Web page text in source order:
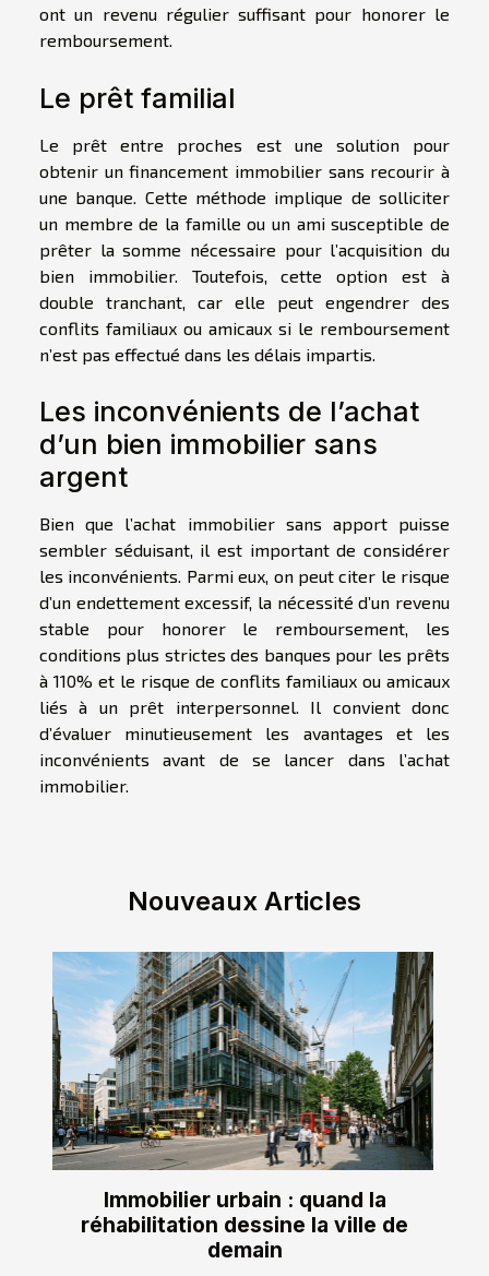
ont un revenu régulier suffisant pour honorer le
remboursement.
Le prêt familial
Le prêt entre proches est une solution pour
obtenir un financement immobilier sans recourir à
une banque. Cette méthode implique de solliciter
un membre de la famille ou un ami susceptible de
prêter la somme nécessaire pour l’acquisition du
bien immobilier. Toutefois, cette option est à
double tranchant, car elle peut engendrer des
conflits familiaux ou amicaux si le remboursement
n’est pas effectué dans les délais impartis.
Les inconvénients de l’achat
d’un bien immobilier sans
argent
Bien que l’achat immobilier sans apport puisse
sembler séduisant, il est important de considérer
les inconvénients. Parmi eux, on peut citer le risque
d’un endettement excessif, la nécessité d’un revenu
stable pour honorer le remboursement, les
conditions plus strictes des banques pour les prêts
à 110% et le risque de conflits familiaux ou amicaux
liés à un prêt interpersonnel. Il convient donc
d’évaluer minutieusement les avantages et les
inconvénients avant de se lancer dans l’achat
immobilier.
Nouveaux Articles
Immobilier urbain : quand la
réhabilitation dessine la ville de
demain